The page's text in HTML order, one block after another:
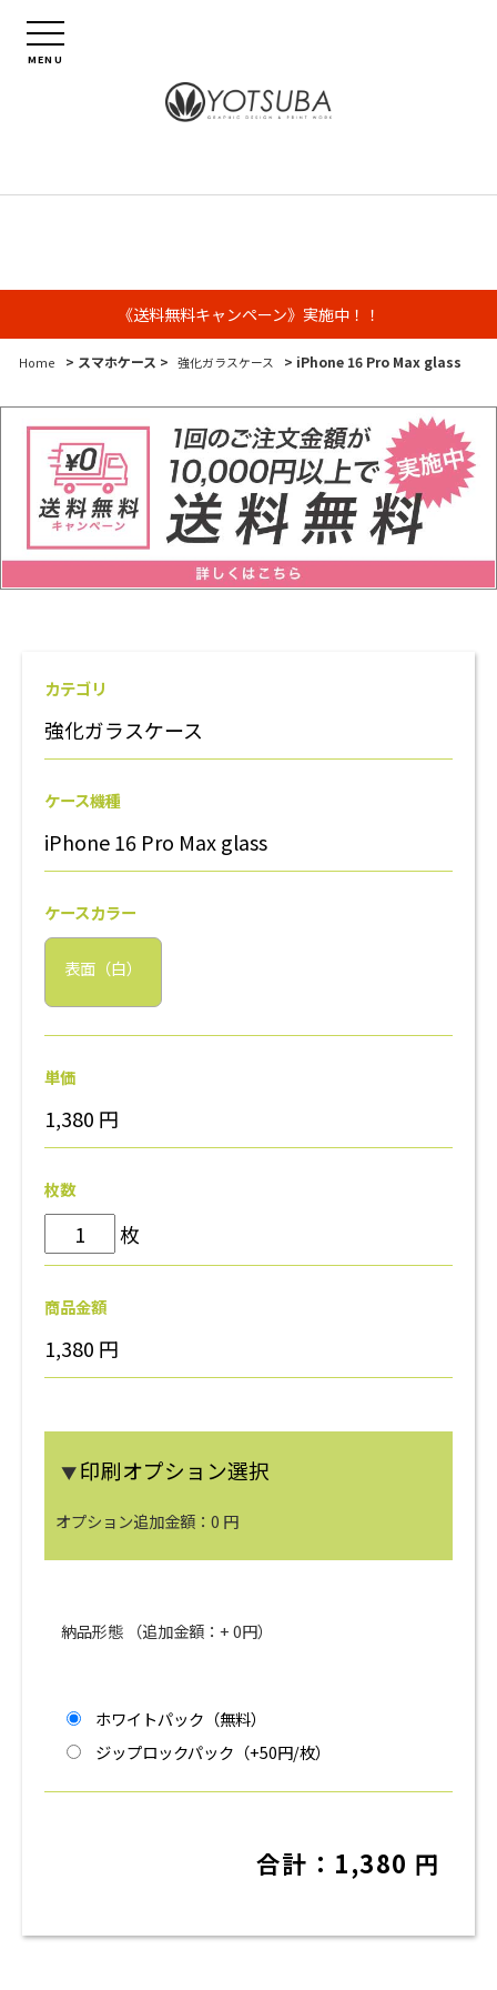
MENU
《送料無料キャンペーン》実施中！！
Home > スマホケース > 強化ガラスケース > iPhone 16 Pro Max glass
カテゴリ
強化ガラスケース
ケース機種
iPhone 16 Pro Max glass
ケースカラー
表面（白）
単価
1,380 円
枚数
枚
商品金額
1,380 円
▼印刷オプション選択
オプション追加金額： 0 円
納品形態 （追加金額：+0円）
ホワイトパック（無料）
ジップロックパック（+50円/枚）
合計： 1,380 円